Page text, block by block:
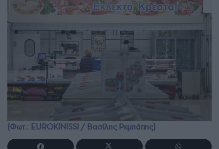
(Φωτ.: EUROKINISSI / Βασίλης Ρεμπάπης)